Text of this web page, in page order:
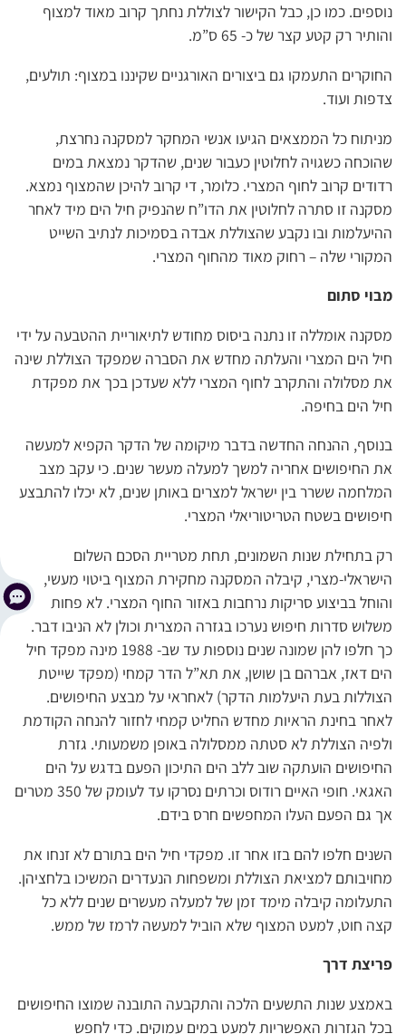
נוספים. כמו כן, כבל הקישור לצוללת נחתך קרוב מאוד למצוף
והותיר רק קטע קצר של כ- 65 ס”מ.
החוקרים התעמקו גם ביצורים האורגניים שקיננו במצוף: תולעים,
צדפות ועוד.
מניתוח כל הממצאים הגיעו אנשי המחקר למסקנה נחרצת,
שהוכחה כשגויה לחלוטין כעבור שנים, שהדקר נמצאת במים
רדודים קרוב לחוף המצרי. כלומר, די קרוב להיכן שהמצוף נמצא.
מסקנה זו סתרה לחלוטין את הדו”ח שהנפיק חיל הים מיד לאחר
ההיעלמות ובו נקבע שהצוללת אבדה בסמיכות לנתיב השייט
המקורי שלה – רחוק מאוד מהחוף המצרי.
מבוי סתום
מסקנה אומללה זו נתנה ביסוס מחודש לתיאוריית ההטבעה על ידי
חיל הים המצרי והעלתה מחדש את הסברה שמפקד הצוללת שינה
את מסלולה והתקרב לחוף המצרי ללא שעדכן בכך את מפקדת
חיל הים בחיפה.
בנוסף, ההנחה החדשה בדבר מיקומה של הדקר הקפיא למעשה
את החיפושים אחריה למשך למעלה מעשר שנים. כי עקב מצב
המלחמה ששרר בין ישראל למצרים באותן שנים, לא יכלו להתבצע
חיפושים בשטח הטריטוריאלי המצרי.
רק בתחילת שנות השמונים, תחת מטריית הסכם השלום
הישראלי-מצרי, קיבלה המסקנה מחקירת המצוף ביטוי מעשי,
והוחל בביצוע סריקות נרחבות באזור החוף המצרי. לא פחות
משלוש סדרות חיפוש נערכו בגזרה המצרית וכולן לא הניבו דבר.
כך חלפו להן שמונה שנים נוספות עד שב- 1988 מינה מפקד חיל
הים דאז, אברהם בן שושן, את תא”ל הדר קמחי (מפקד שייטת
הצוללות בעת היעלמות הדקר) לאחראי על מבצע החיפושים.
לאחר בחינת הראיות מחדש החליט קמחי לחזור להנחה הקודמת
ולפיה הצוללת לא סטתה ממסלולה באופן משמעותי. גזרת
החיפושים הועתקה שוב ללב הים התיכון הפעם בדגש על הים
האגאי. חופי האיים רודוס וכרתים נסרקו עד לעומק של 350 מטרים
אך גם הפעם העלו המחפשים חרס בידם.
השנים חלפו להם בזו אחר זו. מפקדי חיל הים בתורם לא זנחו את
מחויבותם למציאת הצוללת ומשפחות הנעדרים המשיכו בלחציהן.
התעלומה קיבלה מימד זמן של למעלה מעשרים שנים ללא כל
קצה חוט, למעט המצוף שלא הוביל למעשה לרמז של ממש.
פריצת דרך
באמצע שנות התשעים הלכה והתקבעה התובנה שמוצו החיפושים
בכל הגזרות האפשריות למעט במים עמוקים. כדי לחפש